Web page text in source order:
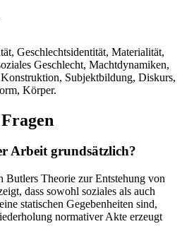
Geschlechtsidentität, Materialität,
Geschlecht, Machtdynamiken,
Subjektbildung, Diskurs,
Körper.
Arbeit grundsätzlich?
Theorie zur Entstehung von
dass sowohl soziales als auch
statischen Gegebenheiten sind,
normativer Akte erzeugt